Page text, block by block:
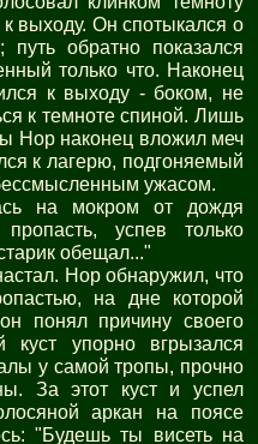
выходу. Он спотыкался о
обратно показался
только что. Наконец
к выходу - боком, не
к темноте спиной. Лишь
Нор наконец вложил меч
к лагерю, подгоняемый
ужасом.
на мокром от дождя
успев только
обещал..."
Нор обнаружил, что
на дне которой
понял причину своего
куст упорно вгрызался
у самой тропы, прочно
За этот куст и успел
аркан на поясе
"Будешь ты висеть на